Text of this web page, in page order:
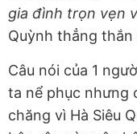
gia đình trọn vẹn
Quỳnh thẳng thắn
Câu nói của 1
ta nể phục nhưng
chăng vì Hà Siêu